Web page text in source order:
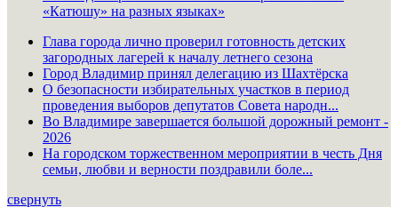
«Катюшу» на разных языках»
Глава города лично проверил готовность детских
загородных лагерей к началу летнего сезона
Город Владимир принял делегацию из Шахтёрска
О безопасности избирательных участков в период
проведения выборов депутатов Совета народн...
Во Владимире завершается большой дорожный ремонт -
2026
На городском торжественном мероприятии в честь Дня
семьи, любви и верности поздравили боле...
свернуть